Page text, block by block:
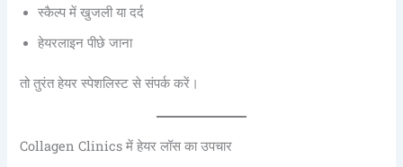
स्कैल्प में खुजली या दर्द
हेयरलाइन पीछे जाना
तो तुरंत हेयर स्पेशलिस्ट से संपर्क करें।
Collagen Clinics में हेयर लॉस का उपचार